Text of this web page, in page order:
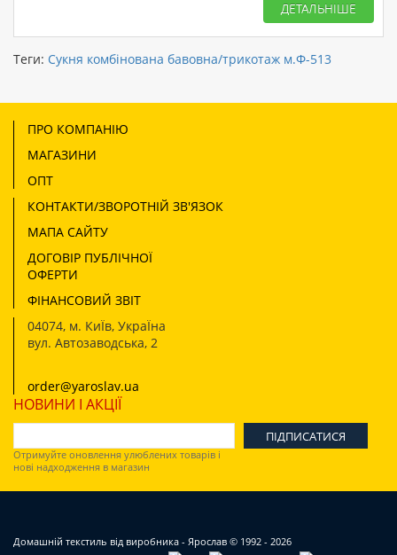
ДЕТАЛЬНІШЕ
Теги: Сукня комбінована бавовна/трикотаж м.Ф-513
ПРО КОМПАНІЮ
МАГАЗИНИ
ОПТ
КОНТАКТИ/ЗВОРОТНІЙ ЗВ'ЯЗОК
МАПА САЙТУ
ДОГОВІР ПУБЛІЧНОЇ
ОФЕРТИ
ФІНАНСОВИЙ ЗВІТ
04074, м. КиЇв, УкраЇна
вул. Автозаводська, 2
order@yaroslav.ua
НОВИНИ І АКЦІЇ
Отримуйте оновлення улюблених товарів і
нові надходження в магазин
Домашній текстиль від виробника - Ярослав © 1992 - 2026